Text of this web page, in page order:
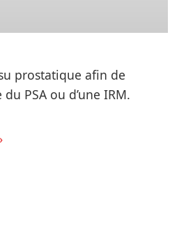
prostatique afin de
PSA ou d’une IRM.